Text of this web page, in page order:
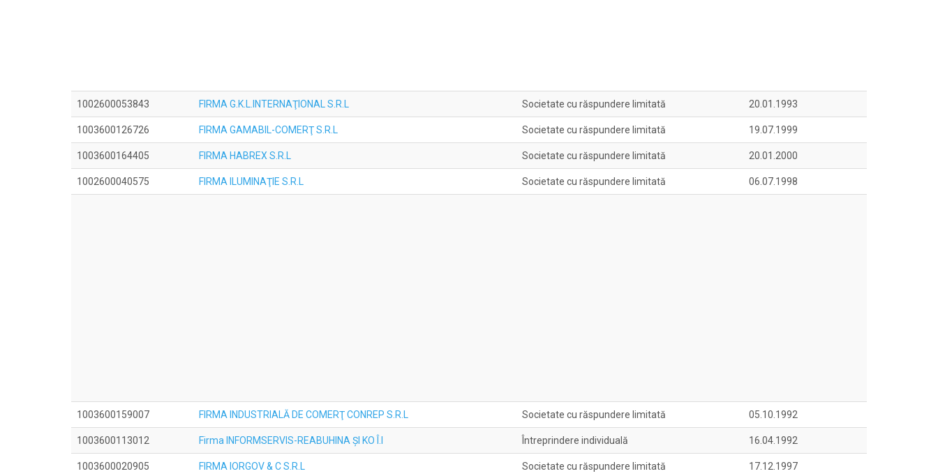
1002600053843 FIRMA G.K.L.INTERNAŢIONAL S.R.L Societate cu răspundere limitată 20.01.1993
1003600126726 FIRMA GAMABIL-COMERŢ S.R.L Societate cu răspundere limitată 19.07.1999
1003600164405 FIRMA HABREX S.R.L Societate cu răspundere limitată 20.01.2000
1002600040575 FIRMA ILUMINAŢIE S.R.L Societate cu răspundere limitată 06.07.1998
1003600159007 FIRMA INDUSTRIALĂ DE COMERŢ CONREP S.R.L Societate cu răspundere limitată 05.10.1992
1003600113012 Firma INFORMSERVIS-REABUHINA ŞI KO Î.I Întreprindere individuală 16.04.1992
1003600020905 FIRMA IORGOV & C S.R.L Societate cu răspundere limitată 17.12.1997